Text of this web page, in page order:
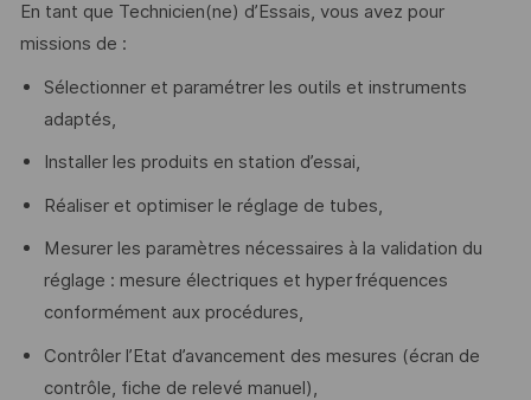
En tant que Technicien(ne) d’Essais, vous avez pour
missions de :
Sélectionner et paramétrer les outils et instruments
adaptés,
Installer les produits en station d’essai,
Réaliser et optimiser le réglage de tubes,
Mesurer les paramètres nécessaires à la validation du
réglage : mesure électriques et hyperfréquences
conformément aux procédures,
Contrôler l’Etat d’avancement des mesures (écran de
contrôle, fiche de relevé manuel),